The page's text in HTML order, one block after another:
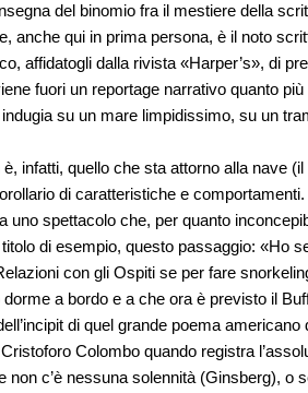
del binomio fra il mestiere della
anche qui in prima persona, è il noto
affidatogli dalla rivista «Harper’s», di
fuori un reportage narrativo quanto
su un mare limpidissimo, su un
infatti, quello che sta attorno alla nave
di caratteristiche e
uno spettacolo che, per quanto
di esempio, questo passaggio: «Ho
con gli Ospiti se per fare
dorme a bordo e a che ora è previsto il
di quel grande poema
Colombo quando registra
non c’è nessuna solennità (Ginsberg), o